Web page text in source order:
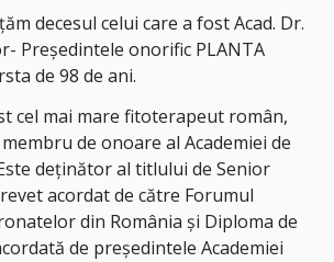
decesul celui care a fost Acad. Dr.
Președintele onorific PLANTA
de 98 de ani.
cel mai mare fitoterapeut român,
de onoare al Academiei de
deținător al titlului de Senior
acordat de către Forumul
din România și Diploma de
de președintele Academiei